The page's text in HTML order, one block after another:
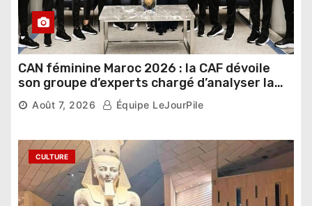
CAN féminine Maroc 2026 : la CAF dévoile
son groupe d’experts chargé d’analyser la
compétition
Août 7, 2026 Équipe LeJourPile
CULTURE